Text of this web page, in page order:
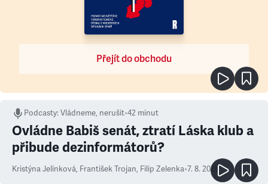
Přejít do obchodu
Podcasty:Vládneme, nerušit•42 minut
Ovládne Babiš senát, ztratí Láska klub a
přibude dezinformátorů?
Kristýna Jelínková, František Trojan, Filip Zelenka•7. 8. 2026